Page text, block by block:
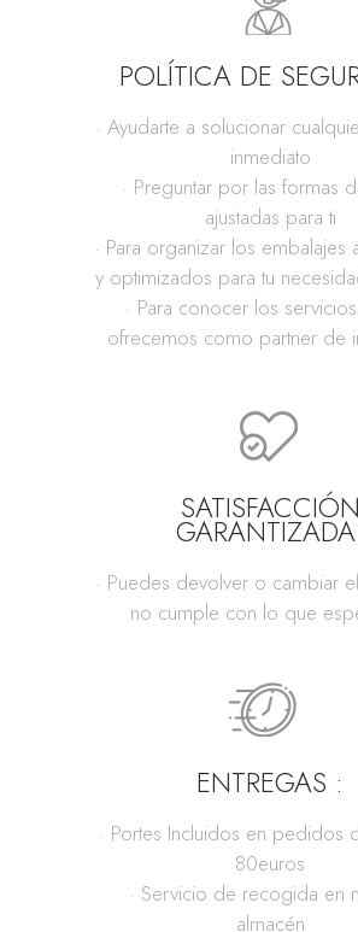
POLÍTICA DE
· Ayudarte a solucionar
inmediato
· Preguntar por las formas
ajustadas para ti
· Para organizar los embalajes
y optimizados para tu
· Para conocer los
ofrecemos como partner de
SATISFACCIÓN
· Puedes devolver o cambiar
no cumple con lo que
ENTREGAS :
· Portes Incluidos en pedidos
80euros
· Servicio de recogida en
almacén